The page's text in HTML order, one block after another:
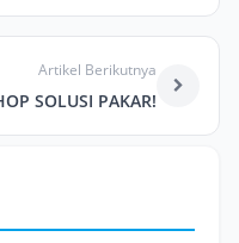
Artikel Berikutnya
SOLUSI PAKAR!